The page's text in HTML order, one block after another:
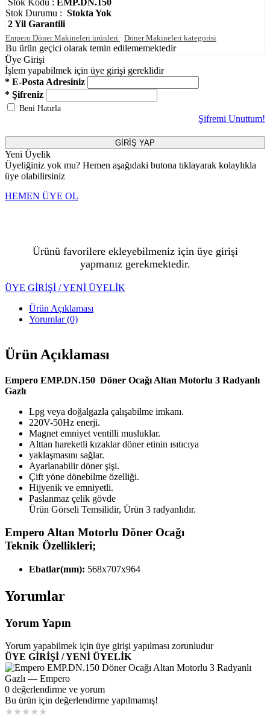
Stok Durumu : Stokta Yok
2 Yil Garantili
Empero Döner Makineleri ürünleri · Döner Makineleri kategorisi
Bu ürün geçici olarak temin edilememektedir
Üye Girişi
İşlem yapabilmek için üye girişi gereklidir
* E-Posta Adresiniz
* Şifreniz
Beni Hatırla
Şifremi Unuttum!
GİRİŞ YAP
Yeni Üyelik
Üyeliğiniz yok mu? Hemen aşağıdaki butona tıklayarak kolaylıkla
üye olabilirsiniz
HEMEN ÜYE OL
Ürünü favorilere ekleyebilmeniz için üye girişi
yapmanız gerekmektedir.
ÜYE GİRİŞİ / YENİ ÜYELİK
Ürün Açıklaması
Yorumlar (0)
Ürün Açıklaması
Empero EMP.DN.150 Döner Ocağı Altan Motorlu 3 Radyanlı
Gazlı
Lpg veya doğalgazla çalışabilme imkanı.
220V-50Hz enerji.
Magnet emniyet ventilli musluklar.
Alttan hareketli kızaklar döner etinin ısıtıcıya
yaklaşmasını sağlar.
Ayarlanabilir döner şişi.
Çift yöne dönebilme özelliği.
Hijyenik ve emniyetli.
Paslanmaz çelik gövde
Ürün Görseli Temsilidir, Ürün 3 radyanlıdır.
Empero Altan Motorlu Döner Ocağı
Teknik Özellikleri;
Ebatlar(mm): 568x707x964
Net(m3):
Güç: 10.5
Yorumlar
Yorum Yapın
Yorum yapabilmek için üye girişi yapılması zorunludur
ÜYE GİRİŞİ / YENİ ÜYELİK
0 değerlendirme ve yorum
Bu ürün için değerlendirme yapılmamış!
★★★★★